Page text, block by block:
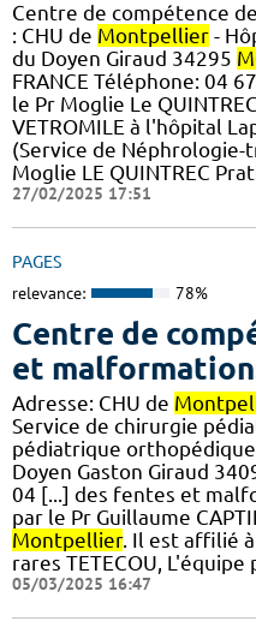
Centre de compétence
: CHU de Montpellier -
du Doyen Giraud 34295
FRANCE Téléphone: 04
le Pr Moglie Le
VETROMILE à l'hôpital
(Service de
Moglie LE QUINTREC
27/02/2025 17:51
PAGES
relevance: 78%
Centre de
et
Adresse: CHU de
Service de chirurgie
pédiatrique
Doyen Gaston Giraud
04 [...] des fentes et
par le Pr Guillaume
Montpellier. Il est affilié
rares TETECOU,
05/03/2025 16:47